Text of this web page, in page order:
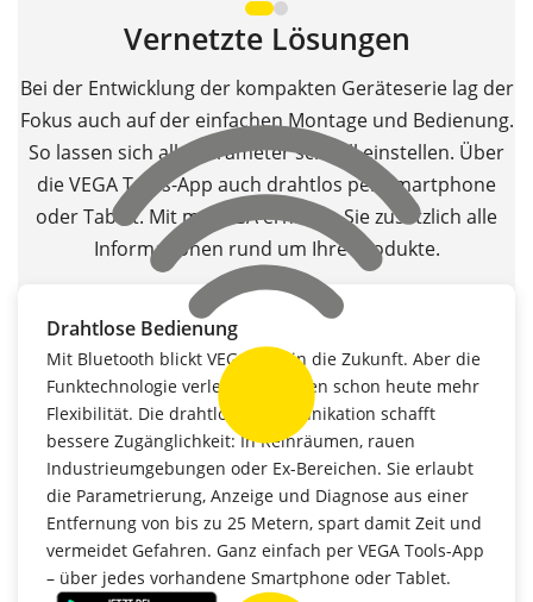
Vernetzte Lösungen
Bei der Entwicklung der kompakten Geräteserie lag der
Fokus auch auf der einfachen Montage und Bedienung.
So lassen sich alle Parameter schnell einstellen. Über
die VEGA Tools-App auch drahtlos per Smartphone
oder Tablet. Mit myVEGA erhalten Sie zusätzlich alle
Informationen rund um Ihre Produkte.
Drahtlose Bedienung
Mit Bluetooth blickt VEGA weit in die Zukunft. Aber die
Funktechnologie verleiht Prozessen schon heute mehr
Flexibilität. Die drahtlose Kommunikation schafft
bessere Zugänglichkeit: In Reinräumen, rauen
Industrieumgebungen oder Ex-Bereichen. Sie erlaubt
die Parametrierung, Anzeige und Diagnose aus einer
Entfernung von bis zu 25 Metern, spart damit Zeit und
vermeidet Gefahren. Ganz einfach per VEGA Tools-App
– über jedes vorhandene Smartphone oder Tablet.